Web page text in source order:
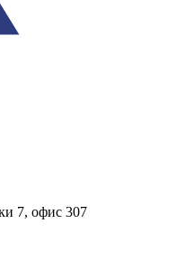
7, офис 307